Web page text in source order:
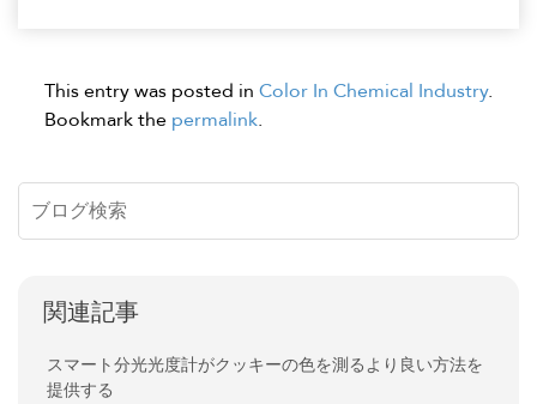
This entry was posted in Color In Chemical Industry.
Bookmark the permalink.
関連記事
スマート分光光度計がクッキーの色を測るより良い方法を
提供する